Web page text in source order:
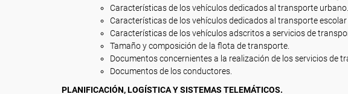
Características de los vehículos dedicados al transporte urbano.
Características de los vehículos dedicados al transporte escolar
Características de los vehículos adscritos a servicios de
Tamaño y composición de la flota de transporte.
Documentos concernientes a la realización de los servicios de
Documentos de los conductores.
PLANIFICACIÓN, LOGÍSTICA Y SISTEMAS TELEMÁTICOS.